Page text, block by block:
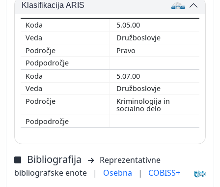
Klasifikacija ARIS
5.05.00
Družboslovje
Pravo
5.07.00
Družboslovje
Kriminologija in
socialno delo
Bibliografija
Reprezentativne
bibliografske enote
| Osebna | COBISS+